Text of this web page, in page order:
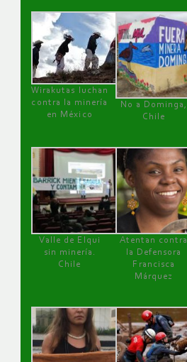
Wirakutas luchan
contra la minería
en México
No a Dominga,
Chile
Valle de Elqui
sin minería.
Chile
Atentan contra
la Defensora
Francisca
Márquez